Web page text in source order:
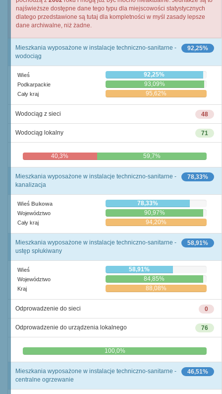
najświeższe dostępne dane tego typu dla miejscowości statystycznych
dlatego przedstawione są tutaj dla kompletności w myśl zasady lepsze
dane archiwalne, niż żadne.
92,25%
Mieszkania wyposażone w instalacje techniczno-sanitarne -
wodociąg
Wieś 92,25%
Podkarpackie 93,09%
Cały kraj 95,62%
48
Wodociąg z sieci
71
Wodociąg lokalny
40,3% 59,7%
78,33%
Mieszkania wyposażone w instalacje techniczno-sanitarne -
kanalizacja
Wieś Bukowa 78,33%
Województwo 90,97%
Cały kraj 94,20%
58,91%
Mieszkania wyposażone w instalacje techniczno-sanitarne -
ustęp spłukiwany
Wieś 58,91%
Województwo 84,85%
Kraj 88,08%
0
Odprowadzenie do sieci
76
Odprowadzenie do urządzenia lokalnego
0,0% 100,0%
46,51%
Mieszkania wyposażone w instalacje techniczno-sanitarne -
centralne ogrzewanie